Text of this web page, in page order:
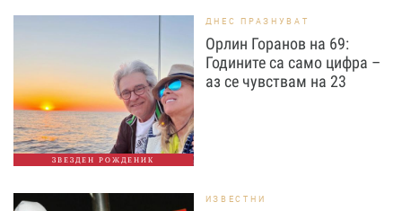
ЗВЕЗДЕН РОЖДЕНИК
ДНЕС ПРАЗНУВАТ
Орлин Горанов на 69:
Годините са само цифра –
аз се чувствам на 23
ИЗВЕСТНИ